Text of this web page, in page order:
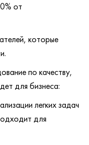
от
которые
по качеству,
для бизнеса:
легких задач
для